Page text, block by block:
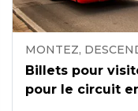
MONTEZ,
Billets pour
pour le circuit